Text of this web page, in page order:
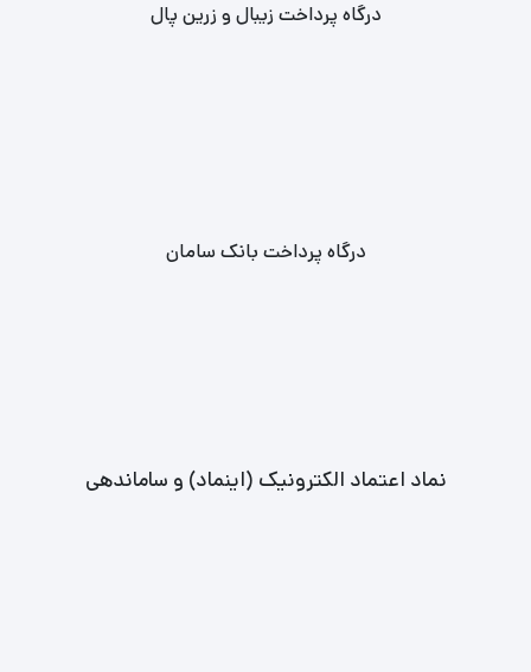
درگاه پرداخت زیبال و زرین پال
درگاه پرداخت بانک سامان
نماد اعتماد الکترونیک (اینماد) و ساماندهی